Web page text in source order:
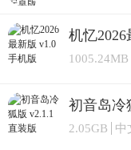
机忆2026
1005.24MB
初音岛冷
2.05GB 中